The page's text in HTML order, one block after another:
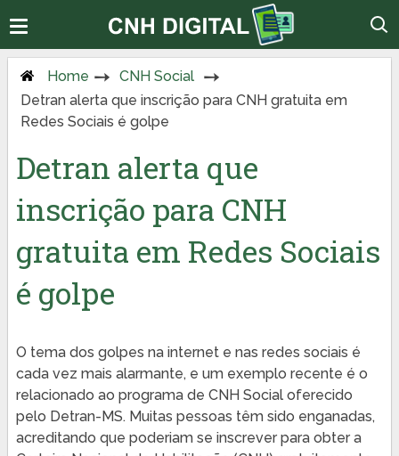
Home
CNH Social
Detran alerta que inscrição para CNH gratuita em
Redes Sociais é golpe
Detran alerta que
inscrição para CNH
gratuita em Redes Sociais
é golpe
O tema dos golpes na internet e nas redes sociais é
cada vez mais alarmante, e um exemplo recente é o
relacionado ao programa de CNH Social oferecido
pelo Detran-MS. Muitas pessoas têm sido enganadas,
acreditando que poderiam se inscrever para obter a